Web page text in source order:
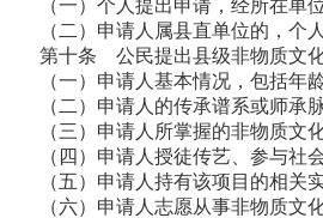
（一）个人提出申请，经所在
（二）申请人属县直单位的，
第十条 公民提出县级非物质文
（一）申请人基本情况，包括年
（二）申请人的传承谱系或师承
（三）申请人所掌握的非物质
（四）申请人授徒传艺、参与社
（五）申请人持有该项目的相关
（六）申请人志愿从事非物质